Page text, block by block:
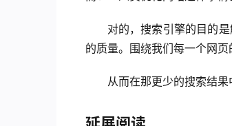
对的，搜索引擎的目的
的质量。围绕我们每一个网
从而在那更少的搜索结果